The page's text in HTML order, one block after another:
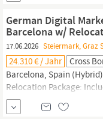
German Digital
Barcelona w/
17.06.2026 Steiermark, Graz
24.310 € / Jahr Cross
Barcelona, Spain
Relocation Package:
passionate about sales,
businesses grow? Join a